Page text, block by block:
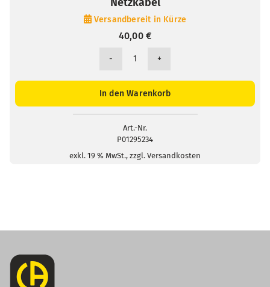
Versandbereit in Kürze
40,00€
Netzkabel
In den Warenkorb
Art.-Nr.
P01295234
exkl. 19 % MwSt., zzgl. Versandkosten